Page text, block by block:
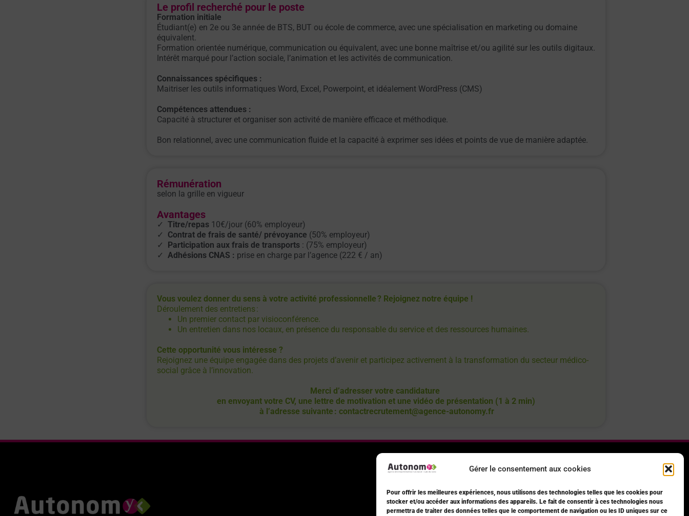
Gérer le consentement aux cookies
Pour offrir les meilleures expériences, nous utilisons des technologies telles que les cookies pour
stocker et/ou accéder aux informations des appareils. Le fait de consentir à ces technologies nous
permettra de traiter des données telles que le comportement de navigation ou les ID uniques sur ce
Le profil recherché pour le poste
Formation initiale
Étudiant(e) en 2e ou 3e année de BTS, BUT ou école de commerce, avec une spécialisation en marketing ou domaine
équivalent.
Formation orientée numérique, communication ou équivalent, avec une bonne maîtrise et/ou agilité sur les outils digitaux.
Intérêt marqué pour l’action sociale, l’animation et les activités de communication.
Connaissances spécifiques :
Maitriser les outils informatiques Word, Excel, Powerpoint, et idéalement WordPress (CMS)
Compétences attendues:
Capacité à structurer et organiser son activité de manière efficace et méthodique.
Bon relationnel, avec une communication fluide et la capacité à exprimer ses idées et points de vue de manière adaptée.
Rémunération
selon la grille en vigueur
Avantages
✓ Titre/repas10€/jour (60% employeur)
✓ Contrat de frais de santé/ prévoyance (50% employeur)
✓ Participation aux frais de transports: (75% employeur)
✓ Adhésions CNAS : prise en charge par l’agence (222 € / an)
Vous voulez donner du sens à votre activité professionnelle ? Rejoignez notre équipe !
Déroulement des entretiens :
Un premier contact par visioconférence.
Un entretien dans nos locaux, en présence du responsable du service et des ressources humaines.
Cette opportunité vous intéresse ?
Rejoignez une équipe engagée dans des projets d’avenir et participez activement à la transformation du secteur médico-
social grâce à l’innovation.
Merci d’adresser votre candidature
en envoyant votre CV, une lettre de motivation et une vidéo de présentation (1 à 2 min)
à l’adresse suivante : contactrecrutement@agence-autonomy.fr